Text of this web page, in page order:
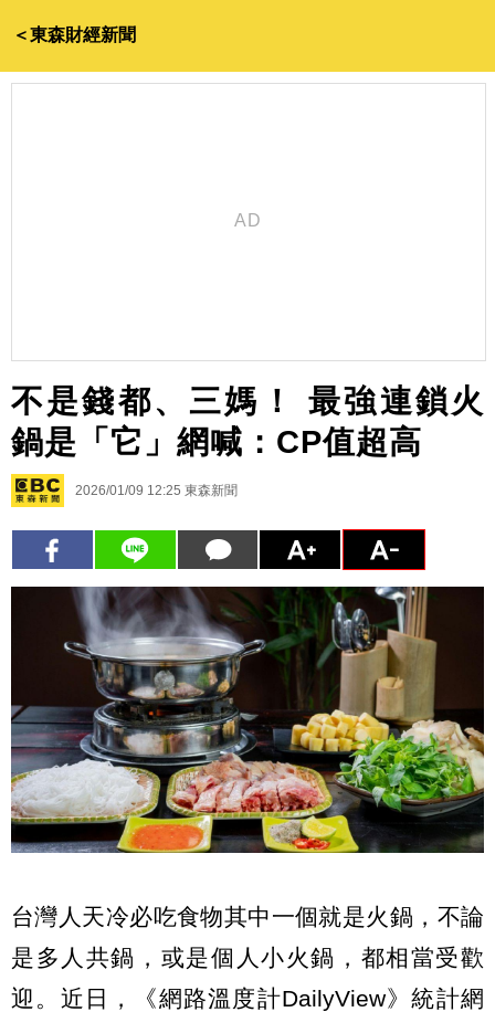
＜東森財經新聞
不是錢都、三媽！ 最強連鎖火
鍋是「它」網喊：CP值超高
2026/01/09 12:25 東森新聞
台灣人天冷必吃食物其中一個就是火鍋，不論
是多人共鍋，或是個人小火鍋，都相當受歡
迎。近日，《網路溫度計DailyView》統計網